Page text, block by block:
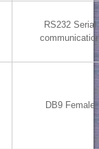
RS232 Serial
DB9 Female